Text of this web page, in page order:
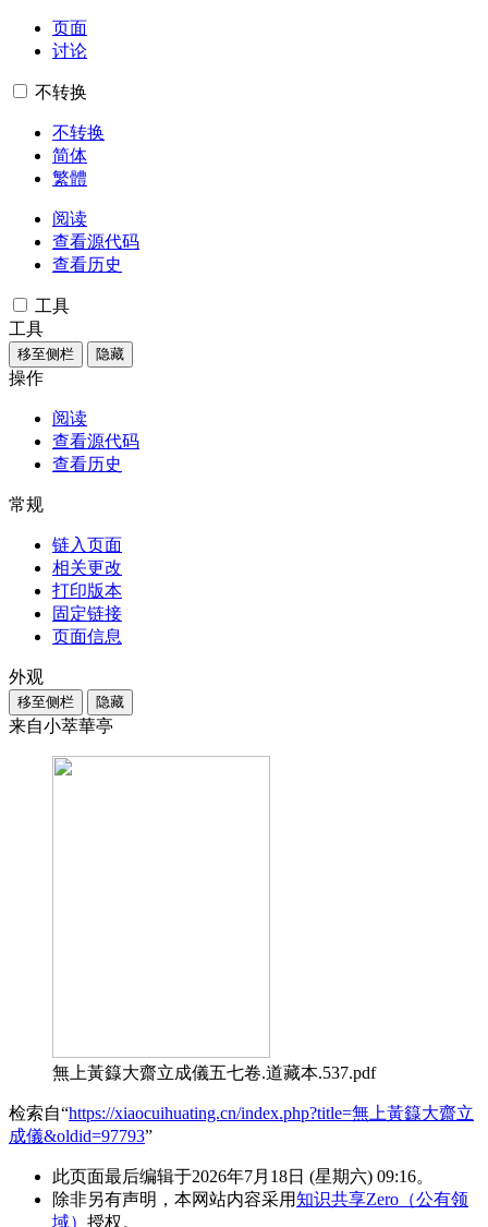
页面
讨论
不转换
不转换
简体
繁體
阅读
查看源代码
查看历史
工具
工具
移至侧栏 隐藏
操作
阅读
查看源代码
查看历史
常规
链入页面
相关更改
打印版本
固定链接
页面信息
外观
移至侧栏 隐藏
来自小萃華亭
無上黃籙大齋立成儀五七卷.道藏本.537.pdf
检索自“https://xiaocuihuating.cn/index.php?title=無上黃籙大齋立
成儀&oldid=97793”
此页面最后编辑于2026年7月18日 (星期六) 09:16。
除非另有声明，本网站内容采用知识共享Zero（公有领
域） 授权。